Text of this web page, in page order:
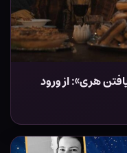
هری»: از ورود